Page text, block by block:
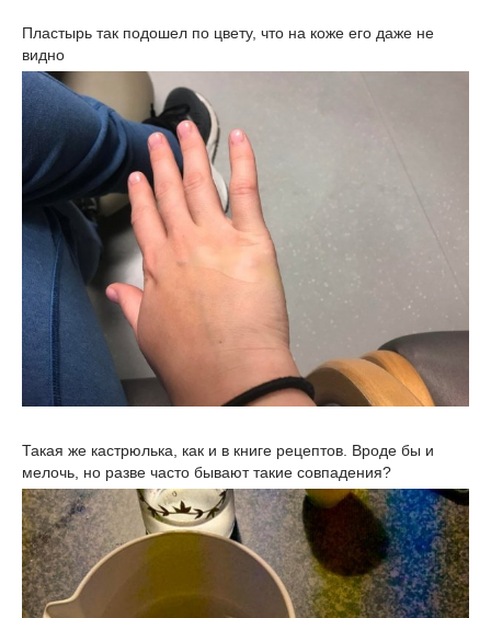
Пластырь так подошел по цвету, что на коже его даже не
видно
Такая же кастрюлька, как и в книге рецептов. Вроде бы и
мелочь, но разве часто бывают такие совпадения?